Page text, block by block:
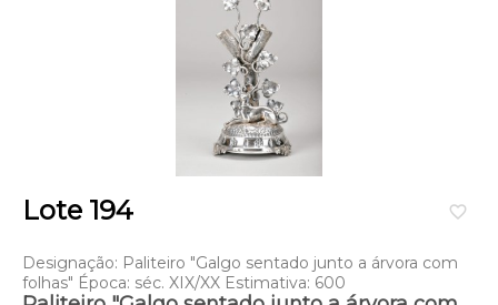
favorite_border
Lote 194
Designação: Paliteiro "Galgo sentado junto a árvora com
folhas" Época: séc. XIX/XX Estimativa: 600